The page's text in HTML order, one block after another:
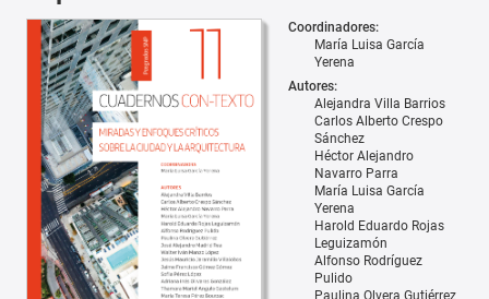
Coordinadores:
María Luisa García
Yerena
Autores:
Alejandra Villa Barrios
Carlos Alberto Crespo
Sánchez
Héctor Alejandro
Navarro Parra
María Luisa García
Yerena
Harold Eduardo Rojas
Leguizamón
Alfonso Rodríguez
Pulido
Paulina Olvera Gutiérrez